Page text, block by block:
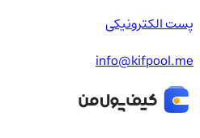
پست الکترونیکی
info@kifpool.me